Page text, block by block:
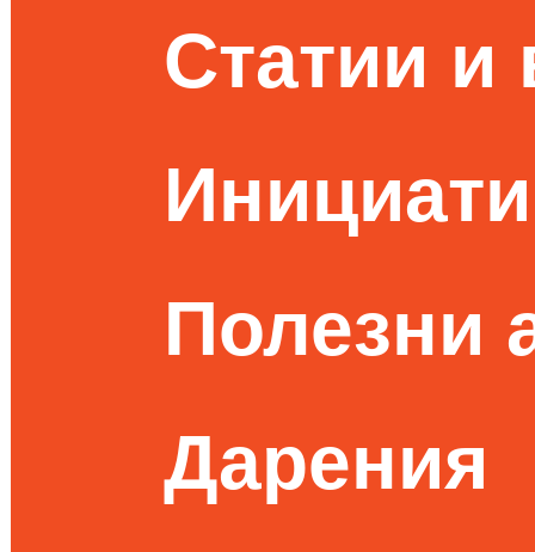
Статии и
Полезни
Дарения